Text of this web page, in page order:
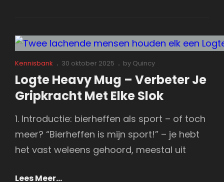
Fitness
En
Fandom
Samenkomen
Cat
Links
Kennisbank
Posted
30 oktober 2025 by Quincy
Logte Heavy Mug – Verbeter Je
Gripkracht Met Elke Slok
1. Introductie: bierheffen als sport – of toch
meer? “Bierheffen is mijn sport!” – je hebt
het vast weleens gehoord, meestal uit
Lees Meer…Logte